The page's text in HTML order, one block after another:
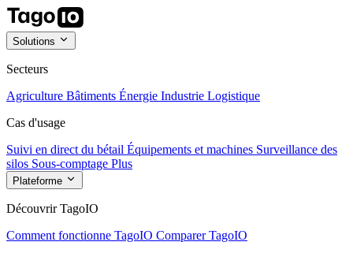
Solutions
Secteurs
Agriculture Bâtiments Énergie Industrie Logistique
Cas d'usage
Suivi en direct du bétail Équipements et machines Surveillance des
silos Sous-comptage Plus
Plateforme
Découvrir TagoIO
Comment fonctionne TagoIO Comparer TagoIO